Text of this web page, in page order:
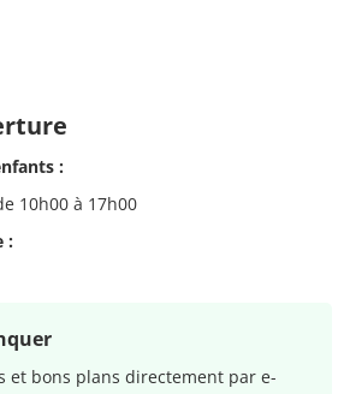
:
10h00 à 17h00
:
et bons plans directement par e-